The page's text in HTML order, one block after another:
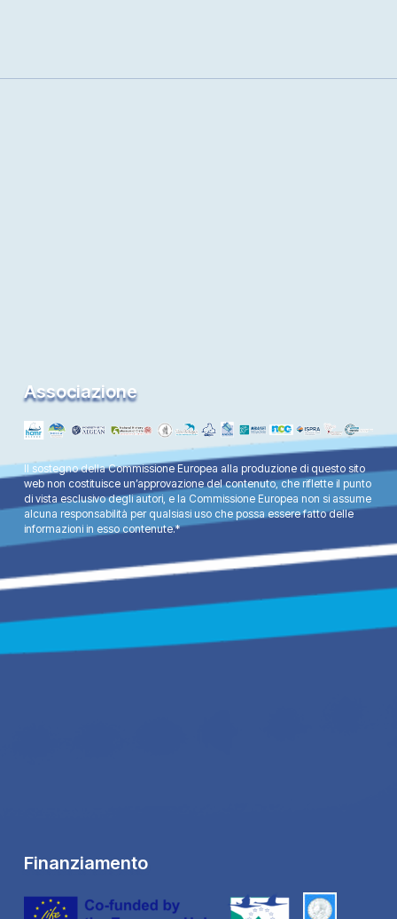
Associazione
Il sostegno della Commissione Europea alla produzione di questo sito
web non costituisce un’approvazione del contenuto, che riflette il punto
di vista esclusivo degli autori, e la Commissione Europea non si assume
alcuna responsabilità per qualsiasi uso che possa essere fatto delle
informazioni in esso contenute.*
Finanziamento